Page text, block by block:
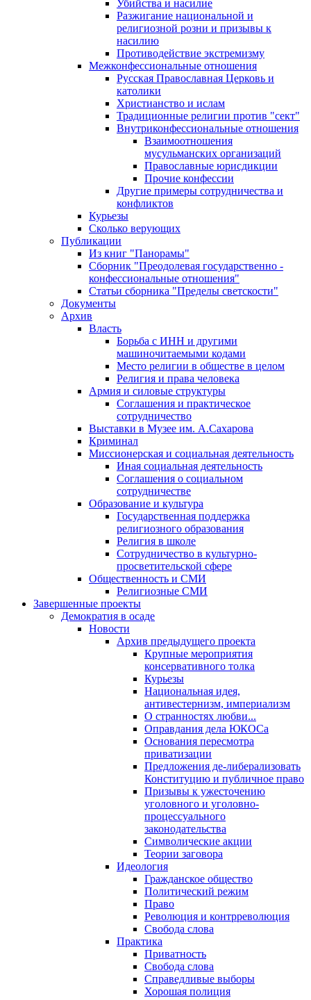
Убийства и насилие
Разжигание национальной и
религиозной розни и призывы к
насилию
Противодействие экстремизму
Межконфессиональные отношения
Русская Православная Церковь и
католики
Христианство и ислам
Традиционные религии против "сект"
Внутриконфессиональные отношения
Взаимоотношения
мусульманских организаций
Православные юрисдикции
Прочие конфессии
Другие примеры сотрудничества и
конфликтов
Курьезы
Сколько верующих
Публикации
Из книг "Панорамы"
Сборник "Преодолевая государственно -
конфессиональные отношения"
Статьи сборника "Пределы светскости"
Документы
Архив
Власть
Борьба с ИНН и другими
машиночитаемыми кодами
Место религии в обществе в целом
Религия и права человека
Армия и силовые структуры
Соглашения и практическое
сотрудничество
Выставки в Музее им. А.Сахарова
Криминал
Миссионерская и социальная деятельность
Иная социальная деятельность
Соглашения о социальном
сотрудничестве
Образование и культура
Государственная поддержка
религиозного образования
Религия в школе
Сотрудничество в культурно-
просветительской сфере
Общественность и СМИ
Религиозные СМИ
Завершенные проекты
Демократия в осаде
Новости
Архив предыдущего проекта
Крупные мероприятия
консервативного толка
Курьезы
Национальная идея,
антивестернизм, империализм
О странностях любви...
Оправдания дела ЮКОСа
Основания пересмотра
приватизации
Предложения де-либерализовать
Конституцию и публичное право
Призывы к ужесточению
уголовного и уголовно-
процессуального
законодательства
Символические акции
Теории заговора
Идеология
Гражданское общество
Политический режим
Право
Революция и контрреволюция
Свобода слова
Практика
Приватность
Свобода слова
Справедливые выборы
Хорошая полиция